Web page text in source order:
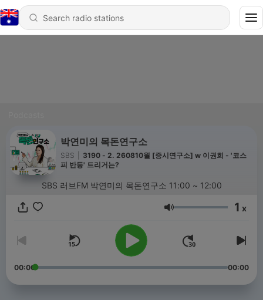
박연미의 목돈연구소
SBS
3190 - 2. 260810월 [증시연구소] w 이권희 - '코스
피 반등' 트리거는?
SBS 러브FM 박연미의 목돈연구소 11:00 ~ 12:00
Volume 1 x
00:00 00:00